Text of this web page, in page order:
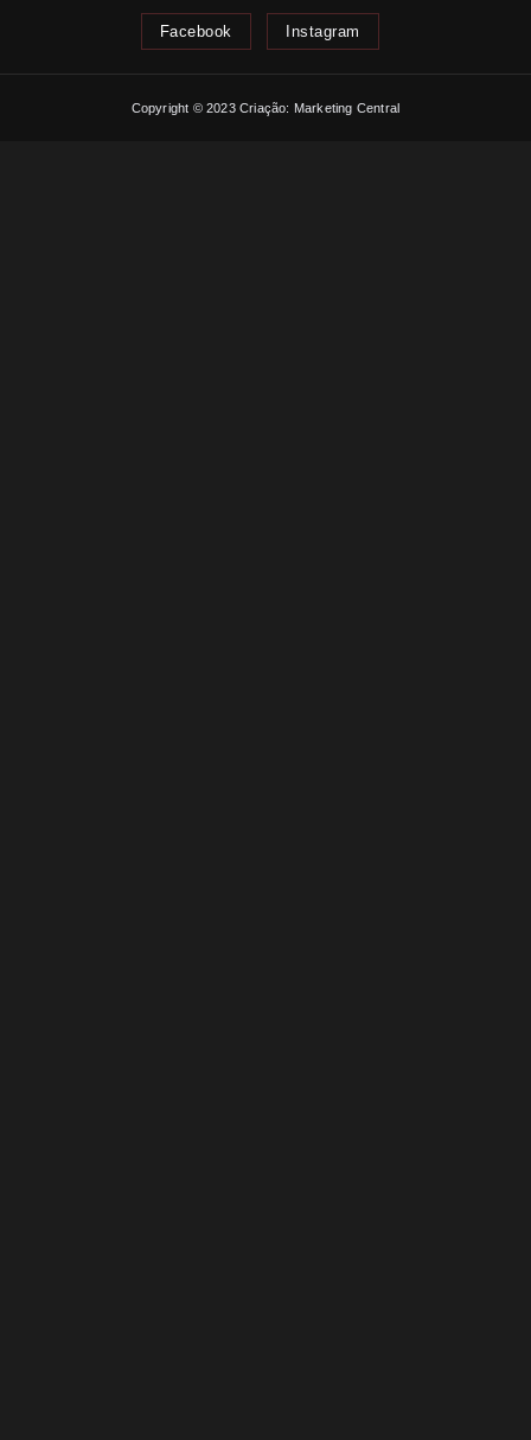
Facebook Instagram
Copyright © 2023 Criação: Marketing Central